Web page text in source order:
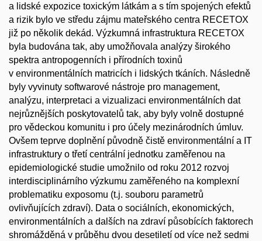
a lidské expozice toxickým látkám a s tím spojených efektů
a rizik bylo ve středu zájmu mateřského centra RECETOX
již po několik dekád. Výzkumná infrastruktura RECETOX
byla budována tak, aby umožňovala analýzy širokého
spektra antropogenních i přírodních toxinů
v environmentálních matricích i lidských tkáních. Následně
byly vyvinuty softwarové nástroje pro management,
analýzu, interpretaci a vizualizaci environmentálních dat
nejrůznějších poskytovatelů tak, aby byly volně dostupné
pro vědeckou komunitu i pro účely mezinárodních úmluv.
Ovšem teprve doplnění původně čistě environmentální a IT
infrastruktury o třetí centrální jednotku zaměřenou na
epidemiologické studie umožnilo od roku 2012 rozvoj
interdisciplinárního výzkumu zaměřeného na komplexní
problematiku exposomu (t.j. souboru parametrů
ovlivňujících zdraví). Data o sociálních, ekonomických,
environmentálních a dalších na zdraví působících faktorech
shromážděná v průběhu dvou desetiletí od více než sedmi